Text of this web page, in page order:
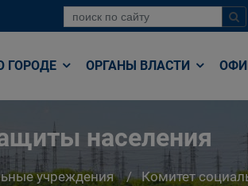
ГОРОДЕ ОРГАНЫ ВЛАСТИ
населения
учреждения Комитет